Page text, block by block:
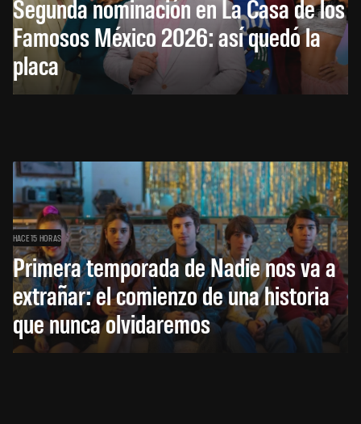
Segunda nominación en La Casa de los
Famosos México 2026: así quedó la
placa
HACE 15 HORAS
Primera temporada de Nadie nos va a
extrañar: el comienzo de una historia
que nunca olvidaremos